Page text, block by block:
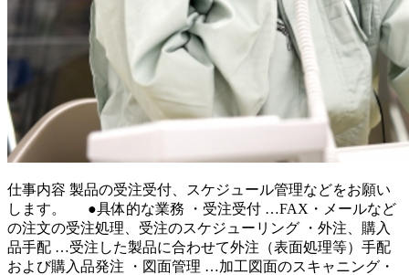
仕事内容 製品の受注受付、スケジュール管理などをお願い
します。 ●具体的な業務 ・受注受付 …FAX・メールなど
の注文の受注処理、受注のスケジューリング ・外注、購入
品手配 …受注した製品に合わせて外注（表面処理等）手配
および購入品発注 ・図面管理 …加工図面のスキャニング・